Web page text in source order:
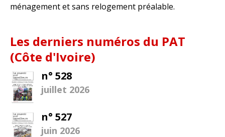
ménagement et sans relogement préalable.
Les derniers numéros du PAT
(Côte d'Ivoire)
n° 528
juillet 2026
n° 527
juin 2026